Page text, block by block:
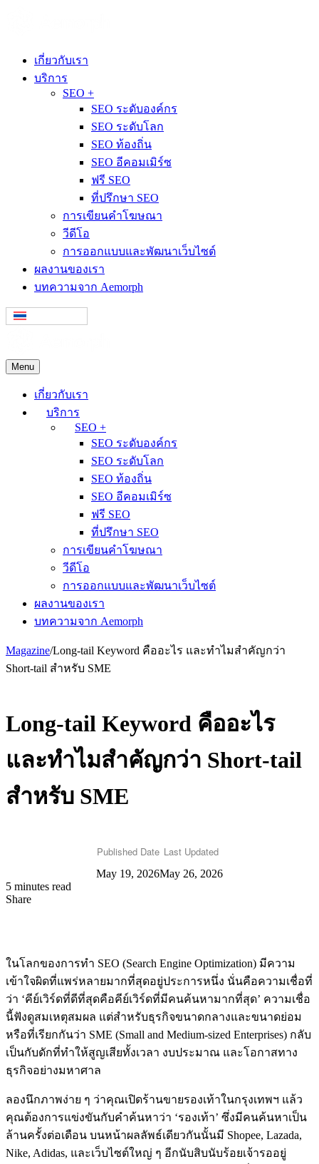
เกี่ยวกับเรา
บริการ
SEO +
SEO ระดับองค์กร
SEO ระดับโลก
SEO ท้องถิ่น
SEO อีคอมเมิร์ซ
ฟรี SEO
ที่ปรึกษา SEO
การเขียนคำโฆษณา
วีดีโอ
การออกแบบและพัฒนาเว็บไซต์
ผลงานของเรา
บทความจาก Aemorph
Menu
เกี่ยวกับเรา
บริการ
SEO +
SEO ระดับองค์กร
SEO ระดับโลก
SEO ท้องถิ่น
SEO อีคอมเมิร์ซ
ฟรี SEO
ที่ปรึกษา SEO
การเขียนคำโฆษณา
วีดีโอ
การออกแบบและพัฒนาเว็บไซต์
ผลงานของเรา
บทความจาก Aemorph
Magazine/Long-tail Keyword คืออะไร และทำไมสำคัญกว่า
Short-tail สำหรับ SME
Long-tail Keyword คืออะไร
และทำไมสำคัญกว่า Short-tail
สำหรับ SME
Published Date
May 19, 2026
Last Updated
May 26, 2026
5 minutes read
Share
ในโลกของการทำ SEO (Search Engine Optimization) มีความ
เข้าใจผิดที่แพร่หลายมากที่สุดอยู่ประการหนึ่ง นั่นคือความเชื่อที่
ว่า ‘คีย์เวิร์ดที่ดีที่สุดคือคีย์เวิร์ดที่มีคนค้นหามากที่สุด’ ความเชื่อ
นี้ฟังดูสมเหตุสมผล แต่สำหรับธุรกิจขนาดกลางและขนาดย่อม
หรือที่เรียกกันว่า SME (Small and Medium-sized Enterprises) กลับ
เป็นกับดักที่ทำให้สูญเสียทั้งเวลา งบประมาณ และโอกาสทาง
ธุรกิจอย่างมหาศาล
ลองนึกภาพง่าย ๆ ว่าคุณเปิดร้านขายรองเท้าในกรุงเทพฯ แล้ว
คุณต้องการแข่งขันกับคำค้นหาว่า ‘รองเท้า’ ซึ่งมีคนค้นหาเป็น
ล้านครั้งต่อเดือน บนหน้าผลลัพธ์เดียวกันนั้นมี Shopee, Lazada,
Nike, Adidas, และเว็บไซต์ใหญ่ ๆ อีกนับสิบนับร้อยเจ้ารออยู่